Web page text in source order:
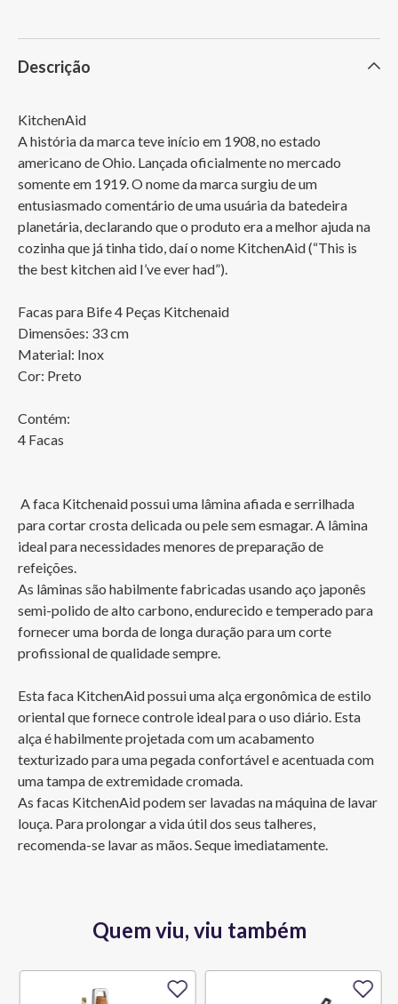
Descrição
KitchenAid
A história da marca teve início em 1908, no estado
americano de Ohio. Lançada oficialmente no mercado
somente em 1919. O nome da marca surgiu de um
entusiasmado comentário de uma usuária da batedeira
planetária, declarando que o produto era a melhor ajuda na
cozinha que já tinha tido, daí o nome KitchenAid (“This is
the best kitchen aid I’ve ever had”).
Facas para Bife 4 Peças Kitchenaid
Dimensões: 33 cm
Material: Inox
Cor: Preto
Contém:
4 Facas
para cortar crosta delicada ou pele sem esmagar. A lâmina
ideal para necessidades menores de preparação de
refeições.
As lâminas são habilmente fabricadas usando aço japonês
semi-polido de alto carbono, endurecido e temperado para
fornecer uma borda de longa duração para um corte
profissional de qualidade sempre.
Esta faca KitchenAid possui uma alça ergonômica de estilo
oriental que fornece controle ideal para o uso diário. Esta
alça é habilmente projetada com um acabamento
texturizado para uma pegada confortável e acentuada com
uma tampa de extremidade cromada.
As facas KitchenAid podem ser lavadas na máquina de lavar
louça. Para prolongar a vida útil dos seus talheres,
recomenda-se lavar as mãos. Seque imediatamente.
Quem viu, viu também